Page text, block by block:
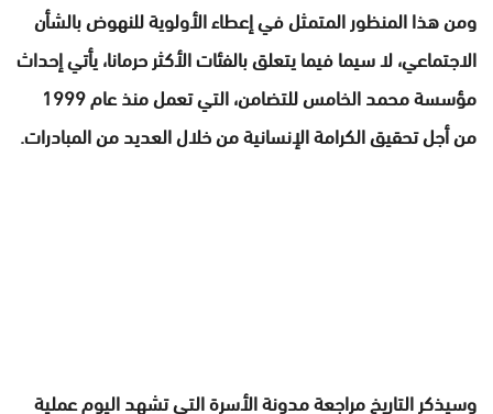
ومن هذا المنظور المتمثل في إعطاء الأولوية للنهوض بالشأن
الاجتماعي، لا سيما فيما يتعلق بالفئات الأكثر حرمانا، يأتي إحداث
مؤسسة محمد الخامس للتضامن، التي تعمل منذ عام 1999
من أجل تحقيق الكرامة الإنسانية من خلال العديد من المبادرات.
وسيذكر التاريخ مراجعة مدونة الأسرة التي تشهد اليوم عملية